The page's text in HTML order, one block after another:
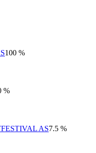
100 %
%
AS7.5 %